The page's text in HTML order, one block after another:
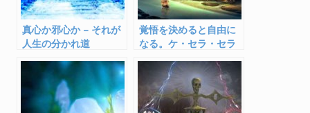
真心か邪心か – それが
人生の分かれ道
覚悟を決めると自由に
なる。ケ・セラ・セラ